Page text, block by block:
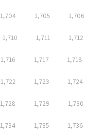
1,704 1,705 1,706
1,710 1,711 1,712
1,716 1,717 1,718
1,722 1,723 1,724
1,728 1,729 1,730
1,734 1,735 1,736